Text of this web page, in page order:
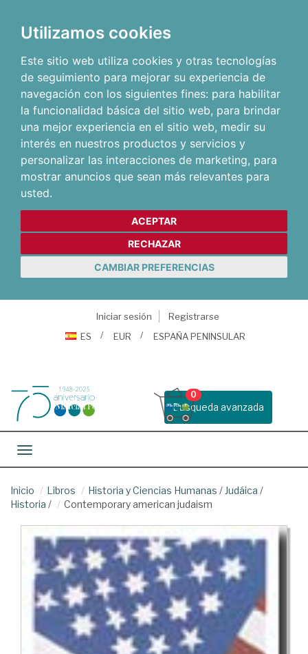
Utilizamos cookies
Este sitio web utiliza cookies y otras tecnologías
de seguimiento para mejorar su experiencia de
navegación con los siguientes fines: para habilitar
la funcionalidad básica del sitio web, para brindar
una mejor experiencia en el sitio web, medir su
interés en nuestros productos y servicios y
personalizar las interacciones de marketing, para
mostrar anuncios que sean más relevantes para
usted.
ACEPTAR
RECHAZAR
CAMBIAR PREFERENCIAS
Iniciar sesión
Registrarse
ES
EUR ESPAÑA PENINSULAR
Busqueda avanzada
0
Toggle navigation
Inicio Libros Historia y Ciencias Humanas / Judáica /
Historia / Contemporary american judaism